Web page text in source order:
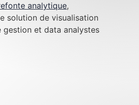
analytique,
solution de visualisation
gestion et data analystes